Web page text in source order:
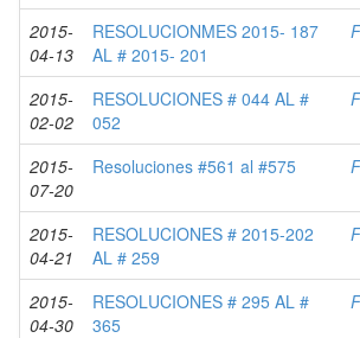
2015-
04-13
RESOLUCIONMES 2015- 187
AL # 2015- 201
2015-
02-02
RESOLUCIONES # 044 AL #
052
2015-
07-20
Resoluciones #561 al #575
2015-
04-21
RESOLUCIONES # 2015-202
AL # 259
2015-
04-30
RESOLUCIONES # 295 AL #
365